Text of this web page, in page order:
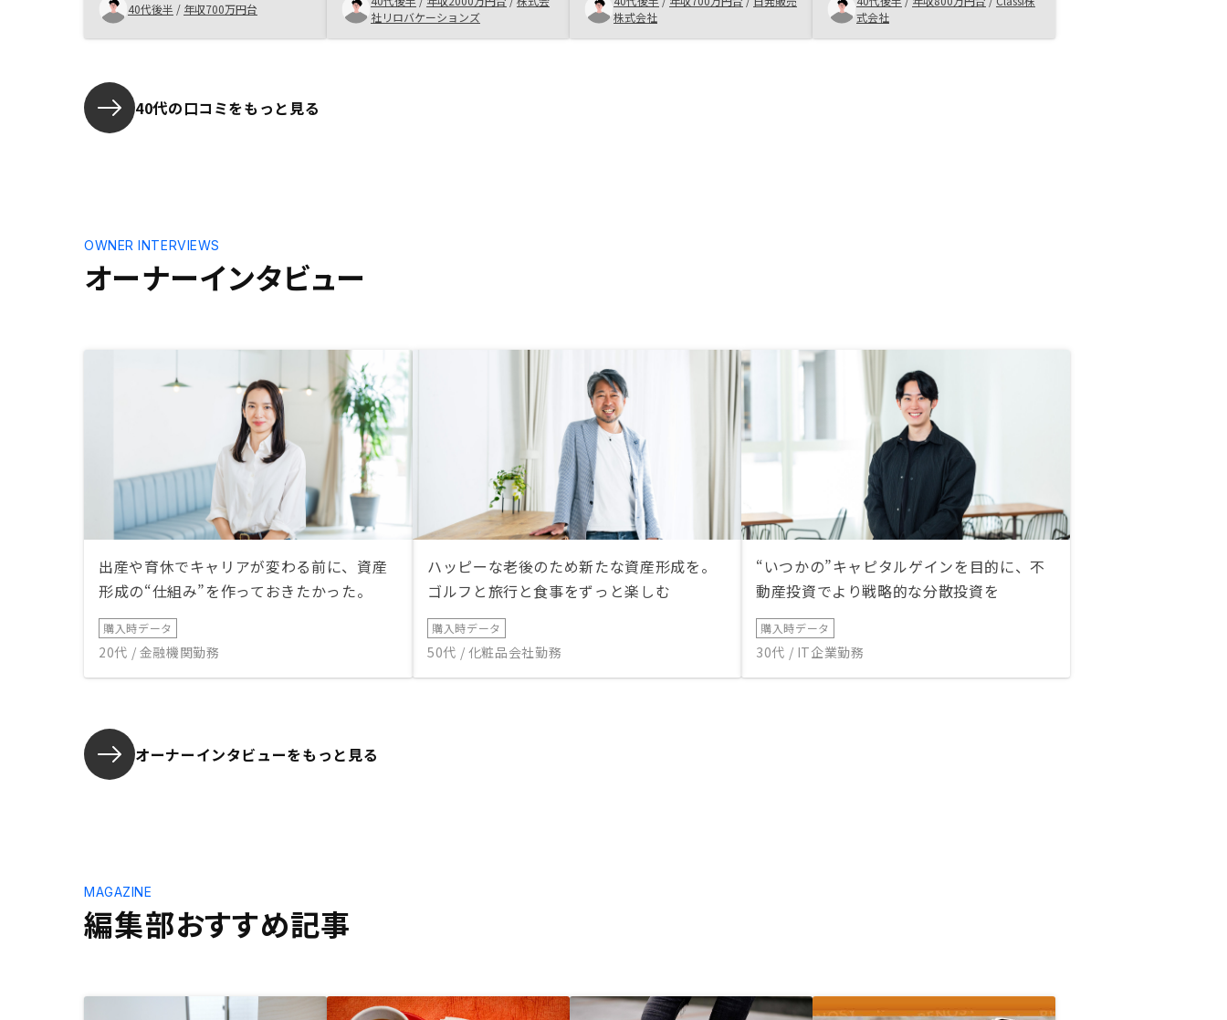
40代後半 / 年収700万円台
の張り合いがさらに増したことが、
私にとって大きなメリットです。
社リロバケーションズ
と思った。 特に銀行から融資をも
らって 投資額 そのものを増やすと
株式会社
プランの充実さ。また、従来型のサ
ブリースとは異なる、可能な限りオ
式会社
40代の口コミをもっと見る
オーナーインタビュー
OWNER INTERVIEWS
出産や育休でキャリアが変わる前に、資産
形成の“仕組み”を作っておきたかった。
購入時データ
20代 / 金融機関勤務
ハッピーな老後のため新たな資産形成を。
ゴルフと旅行と食事をずっと楽しむ
購入時データ
50代 / 化粧品会社勤務
“いつかの”キャピタルゲインを目的に、不
動産投資でより戦略的な分散投資を
購入時データ
30代 / IT企業勤務
オーナーインタビューをもっと見る
編集部おすすめ記事
MAGAZINE